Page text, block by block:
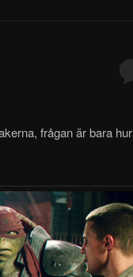
frågan är bara hur